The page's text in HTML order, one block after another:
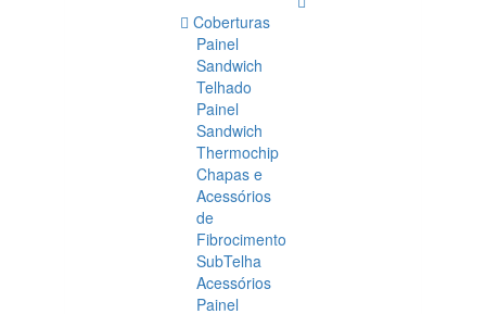
Coberturas
Painel
Sandwich
Telhado
Painel
Sandwich
Thermochip
Chapas e
Acessórios
de
Fibrocimento
SubTelha
Acessórios
Painel